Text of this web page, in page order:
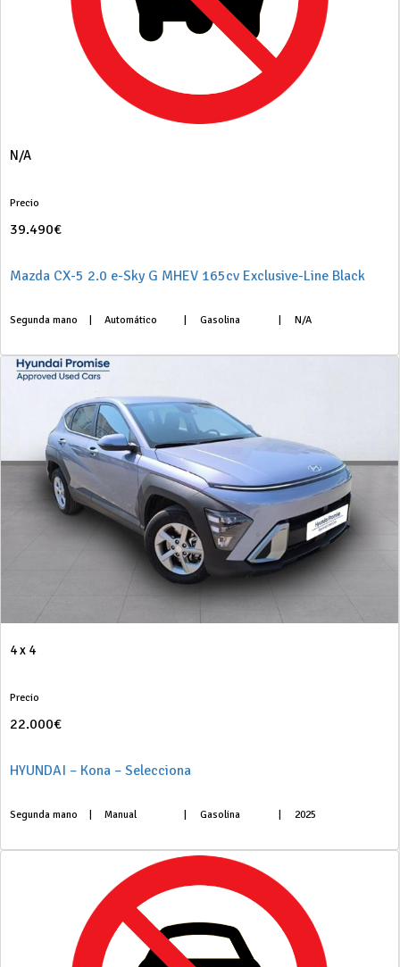
N/A
Precio
39.490€
Mazda CX-5 2.0 e-Sky G MHEV 165cv Exclusive-Line Black
Segunda mano Automático Gasolina N/A
4 x 4
Precio
22.000€
HYUNDAI – Kona – Selecciona
Segunda mano Manual Gasolina 2025